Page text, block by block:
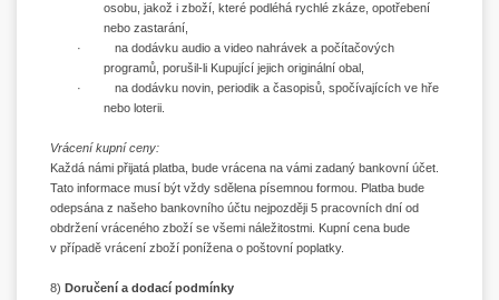
osobu, jakož i zboží, které podléhá rychlé zkáze, opotřebení
nebo zastarání,
· na dodávku audio a video nahrávek a počítačových
programů, porušil-li Kupující jejich originální obal,
· na dodávku novin, periodik a časopisů, spočívajících ve hře
nebo loterii.
Vrácení kupní ceny:
Každá námi přijatá platba, bude vrácena na vámi zadaný bankovní účet.
Tato informace musí být vždy sdělena písemnou formou. Platba bude
odepsána z našeho bankovního účtu nejpozději 5 pracovních dní od
obdržení vráceného zboží se všemi náležitostmi. Kupní cena bude
v případě vrácení zboží ponížena o poštovní poplatky.
8) Doručení a dodací podmínky